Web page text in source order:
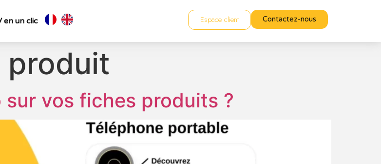
en un clic Espace client Contactez-nous
produit
sur vos fiches produits ?